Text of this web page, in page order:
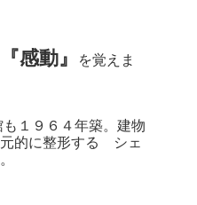
感動』 を覚えま
１９６４年築。建物
元的に整形する シェ